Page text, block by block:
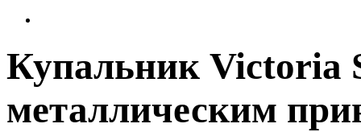
Купальник Victoria
металлическим